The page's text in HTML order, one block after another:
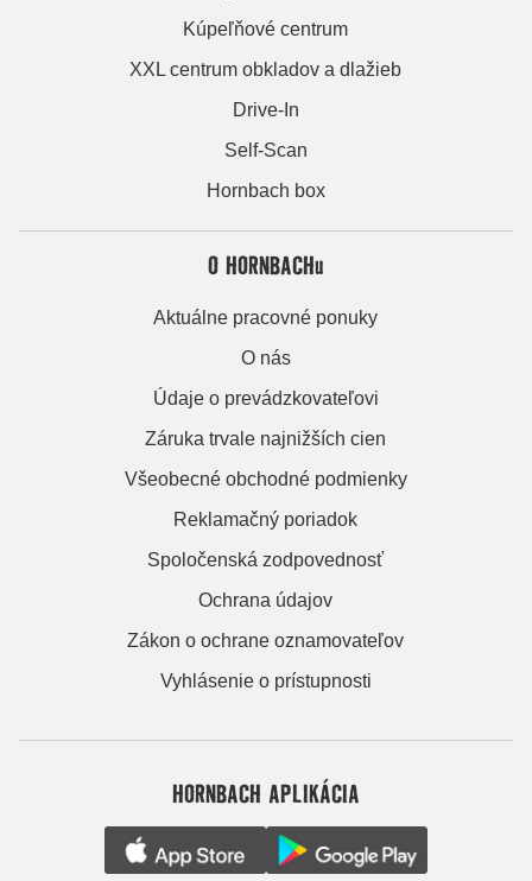
Kúpeľňové centrum
XXL centrum obkladov a dlažieb
Drive-In
Self-Scan
Hornbach box
O HORNBACHu
Aktuálne pracovné ponuky
O nás
Údaje o prevádzkovateľovi
Záruka trvale najnižších cien
Všeobecné obchodné podmienky
Reklamačný poriadok
Spoločenská zodpovednosť
Ochrana údajov
Zákon o ochrane oznamovateľov
Vyhlásenie o prístupnosti
HORNBACH APLIKÁCIA